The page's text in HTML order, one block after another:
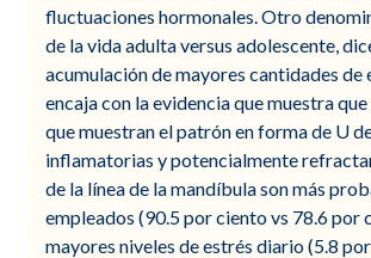
fluctuaciones hormonales. Otro
de la vida adulta versus adolescente,
acumulación de mayores cantidades de
encaja con la evidencia que muestra
que muestran el patrón en forma de U
inflamatorias y potencialmente
de la línea de la mandíbula son más
empleados (90.5 por ciento vs 78.6 por
mayores niveles de estrés diario (5.8